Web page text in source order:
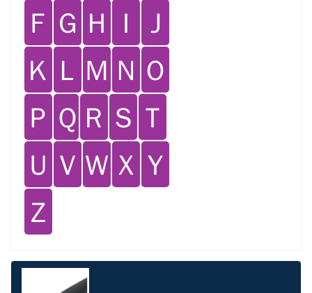
Ｆ Ｇ Ｈ Ｉ Ｊ
Ｋ Ｌ Ｍ Ｎ Ｏ
Ｐ Ｑ Ｒ Ｓ Ｔ
Ｕ Ｖ Ｗ Ｘ Ｙ
Ｚ